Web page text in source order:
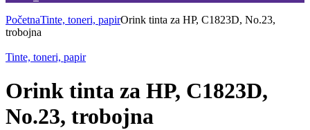
PočetnaTinte, toneri, papirOrink tinta za HP, C1823D, No.23,
trobojna
Tinte, toneri, papir
Orink tinta za HP, C1823D,
No.23, trobojna